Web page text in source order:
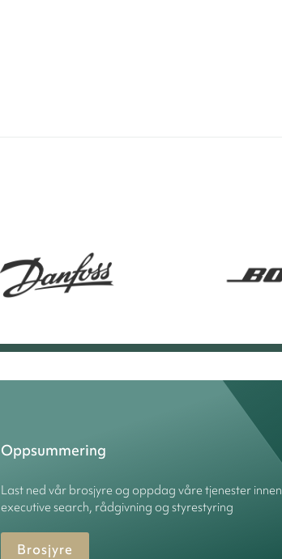
Oppsummering
Last ned vår brosjyre og oppdag våre tjenester innen
executive search, rådgivning og styrestyring
Brosjyre